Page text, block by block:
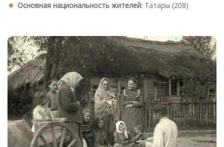
Основная национальность жителей: Татары (208)